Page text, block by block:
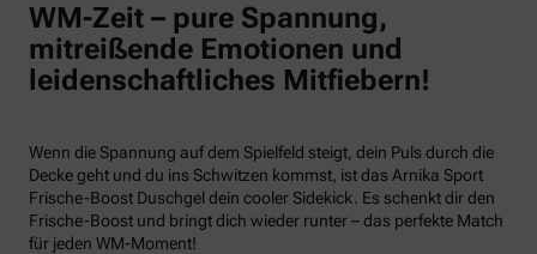
WM-Zeit – pure Spannung,
mitreißende Emotionen und
leidenschaftliches Mitfiebern!
Wenn die Spannung auf dem Spielfeld steigt, dein Puls durch die
Decke geht und du ins Schwitzen kommst, ist das Arnika Sport
Frische-Boost Duschgel dein cooler Sidekick. Es schenkt dir den
Frische-Boost und bringt dich wieder runter – das perfekte Match
für jeden WM-Moment!